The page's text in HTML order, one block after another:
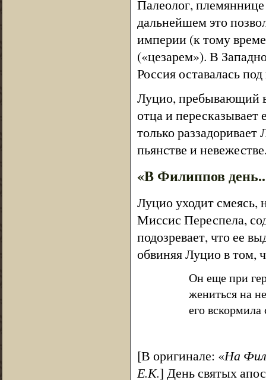
Палеолог,
дальнейшем это
империи (к тому
(«цезарем»). В
Россия оставалась
Луцио, пребывающий в
отца и
только
пьянстве и
«В Филиппов
Луцио уходит смеясь,
Миссис Переспела,
подозревает, что ее
обвиняя Луцио в том,
Он еще при
жениться на
его вскормила
[В оригинале: «На
Е.К.] День святых